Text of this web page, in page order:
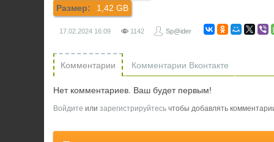
Размер: 1,42 GB
17.02.2024 16:09 1142 Sp@ider
Комментарии Комментарии Вконтакте
Нет комментариев. Ваш будет первым!
Войдите или зарегистрируйтесь чтобы добавлять